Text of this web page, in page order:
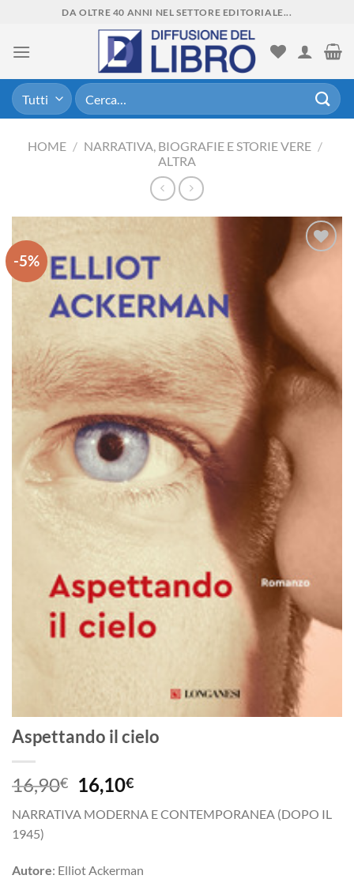
content
DA OLTRE 40 ANNI NEL SETTORE EDITORIALE...
Cerca:
HOME / NARRATIVA, BIOGRAFIE E STORIE VERE /
ALTRA
-5%
desideri
Aspettando il cielo
16,90€
Il
prezzo
originale
16,10€Il
attuale
NARRATIVA MODERNA E CONTEMPORANEA (DOPO IL
1945)
Autore: Elliot Ackerman